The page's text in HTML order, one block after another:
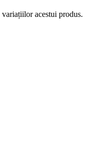
variațiilor acestui produs.